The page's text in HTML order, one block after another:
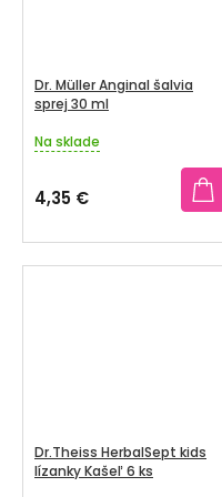
Dr. Müller Anginal šalvia
sprej 30 ml
Priemerné
produktu
je
z
5
Na sklade
4,35 €
Dr.Theiss HerbalSept kids
lízanky Kašeľ 6 ks